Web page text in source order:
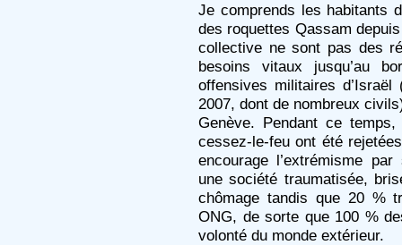
Je comprends les habitants
des roquettes Qassam
collective ne sont pas des
besoins vitaux jusqu’au
offensives militaires
2007, dont de nombreux
Genève. Pendant ce
cessez-le-feu ont été
encourage l’extrémisme
une société traumatisée,
chômage tandis que 20 %
ONG, de sorte que 100 %
volonté du monde extérieur.